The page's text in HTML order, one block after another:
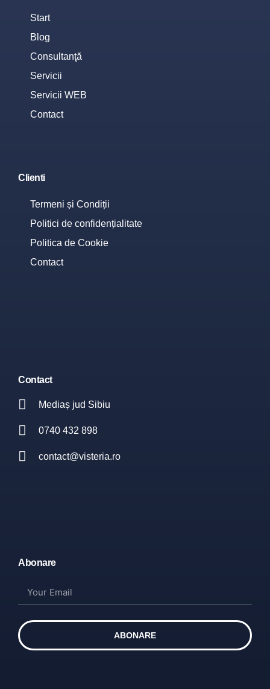
Start
Blog
Consultanţă
Servicii
Servicii WEB
Contact
Clienti
Termeni și Condiții
Politici de confidențialitate
Politica de Cookie
Contact
Contact
Mediaș jud Sibiu
0740 432 898
contact@visteria.ro
Abonare
ABONARE